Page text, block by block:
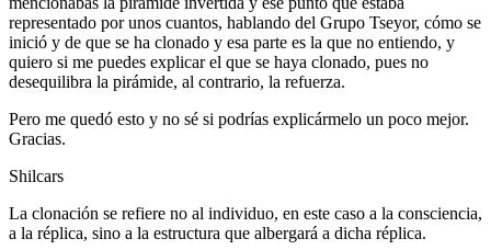
representado por unos cuantos, hablando del Grupo Tseyor, cómo se
inició y de que se ha clonado y esa parte es la que no entiendo, y
quiero si me puedes explicar el que se haya clonado, pues no
desequilibra la pirámide, al contrario, la refuerza.
Pero me quedó esto y no sé si podrías explicármelo un poco mejor.
Gracias.
Shilcars
La clonación se refiere no al individuo, en este caso a la consciencia,
a la réplica, sino a la estructura que albergará a dicha réplica.